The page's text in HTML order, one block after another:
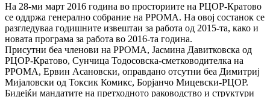
На 28-ми март 2016 година во просториите на РЦОР-Кратово
се оддржа генерално собрание на РРОМА. На овој состанок се
разгледуваа годишните извештаи за работа од 2015-та, како и
новата програма за работа во 2016-та година.
Присутни беа членови на РРОМА, Јасмина Давитковска од
РЦОР-Кратово, Сунчица Тодосовска-сметководителка на
РРОМА, Ервин Асановски, оправдано отсутни беа Димитриј
Мијаловски од Токсик Комикс, Борјанчо Мицевски-РЦОР.
Бидејќи мандатите на претходното раководство и структури